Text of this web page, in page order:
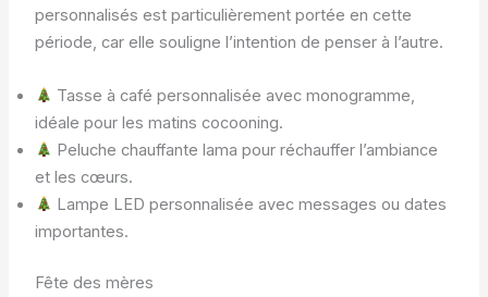
personnalisés est particulièrement portée en cette
période, car elle souligne l’intention de penser à l’autre.
Tasse à café personnalisée avec monogramme,
idéale pour les matins cocooning.
Peluche chauffante lama pour réchauffer l’ambiance
et les cœurs.
Lampe LED personnalisée avec messages ou dates
importantes.
Fête des mères